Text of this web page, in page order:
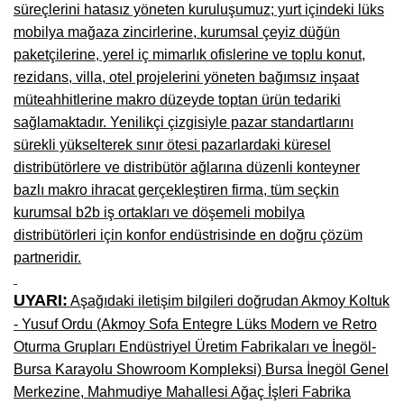
Niğde Mobilyacılar, Mobilya Firmaları, İmalatçıları
Giresun Mobilya Mağazaları, İmalatçıları, Mobilyacıları
süreçlerini hatasız yöneten kuruluşumuz; yurt içindeki lüks
mobilya mağaza zincirlerine, kurumsal çeyiz düğün
paketçilerine, yerel iç mimarlık ofislerine ve toplu konut,
rezidans, villa, otel projelerini yöneten bağımsız inşaat
müteahhitlerine makro düzeyde toptan ürün tedariki
sağlamaktadır. Yenilikçi çizgisiyle pazar standartlarını
sürekli yükselterek sınır ötesi pazarlardaki küresel
distribütörlere ve distribütör ağlarına düzenli konteyner
bazlı makro ihracat gerçekleştiren firma, tüm seçkin
kurumsal b2b iş ortakları ve döşemeli mobilya
distribütörleri için konfor endüstrisinde en doğru çözüm
partneridir.
UYARI: Aşağıdaki iletişim bilgileri doğrudan Akmoy Koltuk
- Yusuf Ordu (Akmoy Sofa Entegre Lüks Modern ve Retro
Oturma Grupları Endüstriyel Üretim Fabrikaları ve İnegöl-
Bursa Karayolu Showroom Kompleksi) Bursa İnegöl Genel
Merkezine, Mahmudiye Mahallesi Ağaç İşleri Fabrika